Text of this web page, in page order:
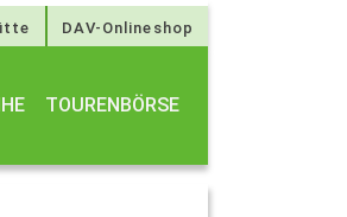
DAV-Onlineshop
TOURENBÖRSE